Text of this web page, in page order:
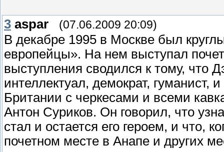
3 aspar (07.06.2009 20:09)
В декабре 1995 в Москве был
европейцы». На нем выступал
выступления сводился к тому,
интеллектуал, демократ, гуманист,
Британии с черкесами и всеми
Антон Суриков. Он говорил, что
стал и остается его героем, и что,
почетном месте в Анапе и других